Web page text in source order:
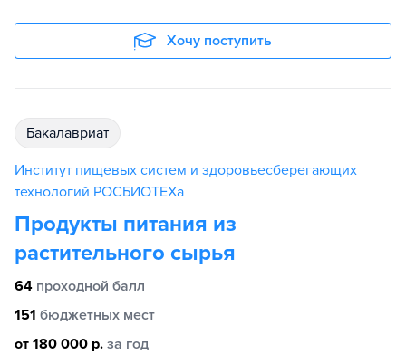
Хочу поступить
бакалавриат
Институт пищевых систем и здоровьесберегающих
технологий РОСБИОТЕХа
Продукты питания из
растительного сырья
64 проходной балл
151 бюджетных мест
от 180 000 р. за год